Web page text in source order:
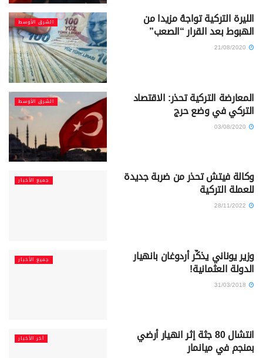
الشرق الأوسط الليرة التركية تواجهُ مزيدا من
الهبوط بعد القرار “الصعب”
الشرق الأوسط المعارضة التركية تحذر: الاقتصاد
التركي في وضع حرج
جميع الأخبار وكالة فيتش تحذر من ضربة جديدة
للعملة التركية
جميع الأخبار وزير يوناني يذكِّر أردوغان بانهيار
الدولة العثمانية!
آخر الأخبار انتشال 80 جثة إثر انهيار أرضي
بمنجم في ميانمار